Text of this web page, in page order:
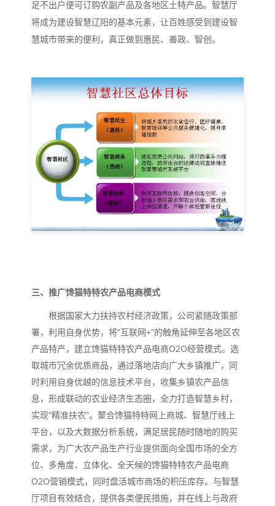
足不出户便可订购农副产品及各地区土特产品。智慧厅
将成为建设智慧辽阳的基本元素，让百姓感受到建设智
慧城市带来的便利，真正做到惠民、善政、智创。
三、推广馋猫特特农产品电商模式
根据国家大力扶持农村经济政策，公司紧随政策部
署，利用自身优势，将“互联网+”的触角延伸至各地区农
产品特产，建立馋猫特特农产品电商O2O经营模式。选
取城市冗余优质商品，通过落地店向广大乡镇推广，同
时利用自身优越的信息技术平台，收集乡镇农产品信
息，形成联动的农业经济生态圈，全力打造智慧乡村，
实现“精准扶农”。聚合馋猫特特网上商城、智慧厅线上
平台，以及大数据分析系统，满足居民随时随地的购买
需求，为广大农产品生产行业提供面向全国市场的全方
位、多角度、立体化、全天候的馋猫特特农产品电商
O2O营销模式，同时盘活城市商场的积压库存。与智慧
厅项目有效结合，提供各类便民措施，并在线上与政府